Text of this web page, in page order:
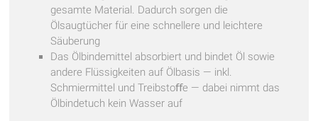
gesamte Material. Dadurch sorgen die
Ölsaugtücher für eine schnellere und leichtere
Säuberung
Das Ölbindemittel absorbiert und bindet Öl sowie
andere Flüssigkeiten auf Ölbasis — inkl.
Schmiermittel und Treibstoﬀe — dabei nimmt das
Ölbindetuch kein Wasser auf